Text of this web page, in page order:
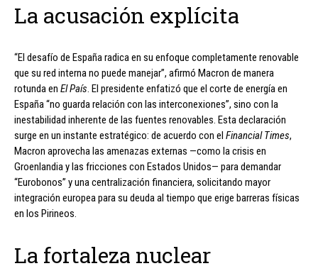
La acusación explícita
“El desafío de España radica en su enfoque completamente renovable
que su red interna no puede manejar”, afirmó Macron de manera
rotunda en El País. El presidente enfatizó que el corte de energía en
España “no guarda relación con las interconexiones”, sino con la
inestabilidad inherente de las fuentes renovables. Esta declaración
surge en un instante estratégico: de acuerdo con el Financial Times,
Macron aprovecha las amenazas externas —como la crisis en
Groenlandia y las fricciones con Estados Unidos— para demandar
“Eurobonos” y una centralización financiera, solicitando mayor
integración europea para su deuda al tiempo que erige barreras físicas
en los Pirineos.
La fortaleza nuclear